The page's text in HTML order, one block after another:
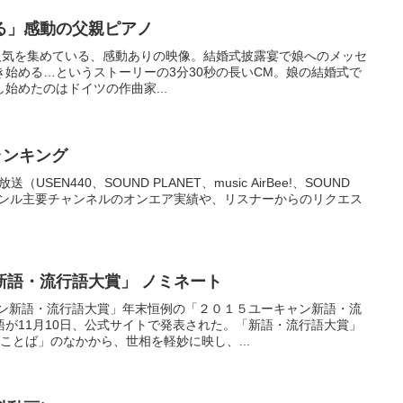
感動の父親ピアノ
を集めている、感動ありの映像。結婚式披露宴で娘へのメッセ
始める…というストーリーの3分30秒の長いCM。娘の結婚式で
めたのはドイツの作曲家...
キング
送（USEN440、SOUND PLANET、music AirBee!、SOUND
ル主要チャンネルのオンエア実績や、リスナーからのリクエス
・流行語大賞」 ノミネート
新語・流行語大賞」年末恒例の「２０１５ユーキャン新語・流
11月10日、公式サイトで発表された。「新語・流行語大賞」
とば」のなかから、世相を軽妙に映し、...